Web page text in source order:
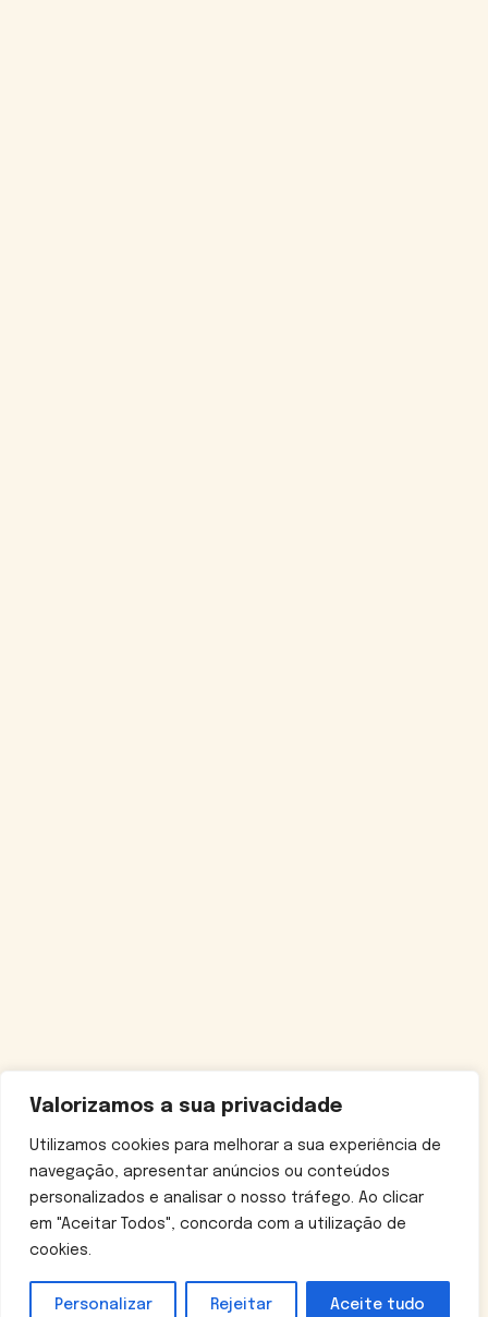
Valorizamos a sua privacidade
Utilizamos cookies para melhorar a sua experiência de
navegação, apresentar anúncios ou conteúdos
personalizados e analisar o nosso tráfego. Ao clicar
em "Aceitar Todos", concorda com a utilização de
cookies.
Personalizar Rejeitar Aceite tudo